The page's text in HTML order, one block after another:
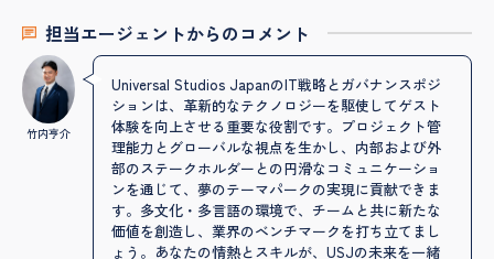
担当エージェントからのコメント
竹内亨介
Universal Studios JapanのIT戦略とガバナンスポジ
ションは、革新的なテクノロジーを駆使してゲスト
体験を向上させる重要な役割です。プロジェクト管
理能力とグローバルな視点を生かし、内部および外
部のステークホルダーとの円滑なコミュニケーショ
ンを通じて、夢のテーマパークの実現に貢献できま
す。多文化・多言語の環境で、チームと共に新たな
価値を創造し、業界のベンチマークを打ち立てまし
ょう。あなたの情熱とスキルが、USJの未来を一緒